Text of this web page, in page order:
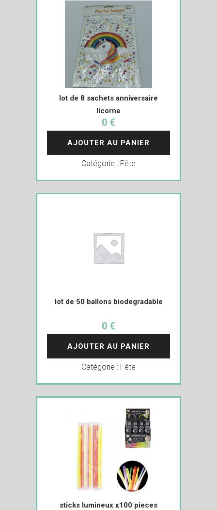
lot de 8 sachets anniversaire
licorne
0 €
AJOUTER AU PANIER
Catégorie : Fête
lot de 50 ballons biodegradable
0 €
AJOUTER AU PANIER
Catégorie : Fête
sticks lumineux x100 pieces